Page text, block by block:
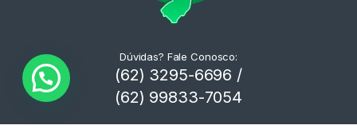
Dúvidas? Fale Conosco:
(62) 3295-6696 /
(62) 99833-7054